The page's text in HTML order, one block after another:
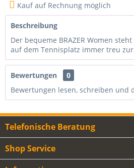
Kauf auf Rechnung möglich
Beschreibung
Der bequeme BRAZER Women
auf dem Tennisplatz immer treu
Bewertungen
0
Bewertungen lesen, schreiben und
Telefonische Beratung
Shop Service